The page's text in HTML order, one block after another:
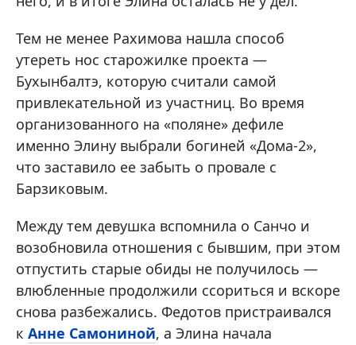
Тем не менее Рахимова нашла способ
утереть нос старожилке проекта —
Бухынбалтэ, которую считали самой
привлекательной из участниц. Во время
организованного на «поляне» дефиле
именно Элину выбрали богиней «Дома-2»,
что заставило ее забыть о провале с
Барзиковым.
Между тем девушка вспомнила о Санчо и
возобновила отношения с бывшим, при этом
отпустить старые обиды не получилось —
влюбленные продолжили ссориться и вскоре
снова разбежались. Федотов пристраивался
к Анне Самониной, а Элина начала